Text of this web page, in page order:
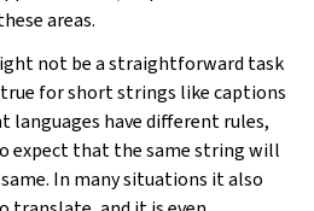
areas.
not be a straightforward task
for short strings like captions
have different rules,
expect that the same string will
In many situations it also